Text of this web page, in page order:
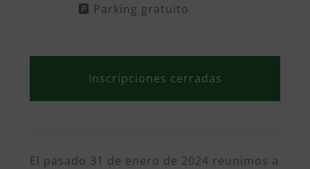
🅿️ Parking gratuito
Inscripciones cerradas
El pasado 31 de enero de 2024 reunimos a